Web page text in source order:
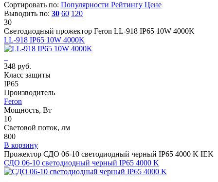
Сортировать по: Популярности Рейтингу Цене
Выводить по: 30 60 120
30
Светодиодный прожектор Feron LL-918 IP65 10W 4000K
LL-918 IP65 10W 4000K
348 руб.
Класс защиты
IP65
Производитель
Feron
Мощность, Вт
10
Световой поток, лм
800
В корзину
Прожектор СДО 06-10 светодиодный черный IP65 4000 K IEK
СДО 06-10 светодиодный черный IP65 4000 K